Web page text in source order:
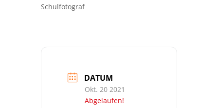
Schulfotograf
DATUM
Okt. 20 2021
Abgelaufen!